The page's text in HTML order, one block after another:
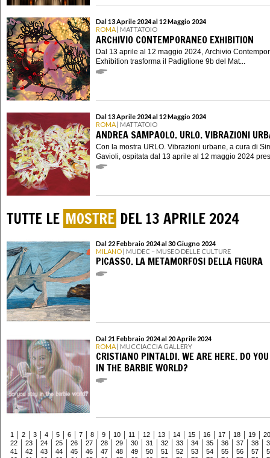
Dal 13 Aprile 2024 al 12 Maggio 2024
ROMA | MATTATOIO
ARCHIVIO CONTEMPORANEO EXHIBITION
Dal 13 aprile al 12 maggio 2024, Archivio
Exhibition trasforma il Padiglione 9b del Mat...
Dal 13 Aprile 2024 al 12 Maggio 2024
ROMA | MATTATOIO
ANDREA SAMPAOLO. URLO. VIBRAZIONI
Con la mostra URLO. Vibrazioni urbane, a cura di
Gavioli, ospitata dal 13 aprile al 12 maggio 2024
TUTTE LE MOSTRE DEL 13 APRILE 2024
Dal 22 Febbraio 2024 al 30 Giugno 2024
MILANO | MUDEC – MUSEO DELLE CULTURE
PICASSO. LA METAMORFOSI DELLA FIGURA
Dal 21 Febbraio 2024 al 20 Aprile 2024
ROMA | MUCCIACCIA GALLERY
CRISTIANO PINTALDI. WE ARE HERE. DO
IN THE BARBIE WORLD?
1 2 3 4 5 6 7 8 9 10 11 12 13 14 15 16 17 18 19
20
22
23 24 25 26 27 28 29 30 31 32 33 34 35 36 37 38
41
42 43 44 45 46 47 48 49 50 51 52 53 54 55 56 57